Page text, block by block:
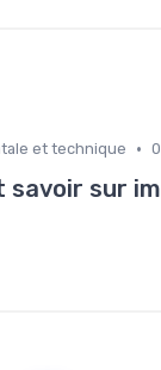
et technique •
savoir sur